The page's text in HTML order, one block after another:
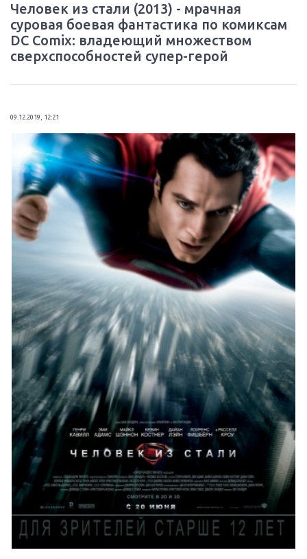
Человек из стали (2013) - мрачная
суровая боевая фантастика по комиксам
DC Comix: владеющий множеством
сверхспособностей супер-герой
09.12.2019, 12:21